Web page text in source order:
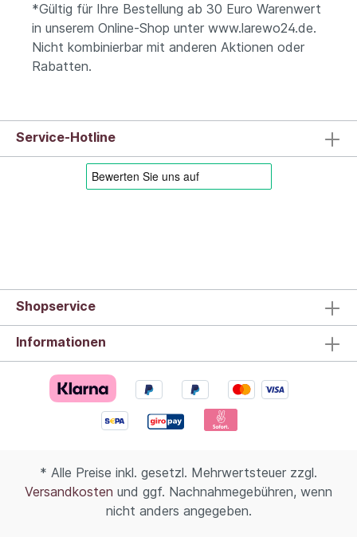
*Gültig für Ihre Bestellung ab 30 Euro Warenwert
in unserem Online-Shop unter www.larewo24.de.
Nicht kombinierbar mit anderen Aktionen oder
Rabatten.
Service-Hotline
Shopservice
Informationen
* Alle Preise inkl. gesetzl. Mehrwertsteuer zzgl.
Versandkosten und ggf. Nachnahmegebühren, wenn
nicht anders angegeben.